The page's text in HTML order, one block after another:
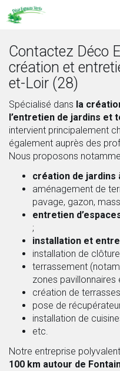
Contactez Déco
création et
et-Loir (28)
Spécialisé dans la
l’entretien de jardins et
intervient principalement
également auprès des
Nous proposons
création de jardins
aménagement de
pavage, gazon,
entretien
;
installation et
installation de
terrassement
zones pavillonnaires
création de
pose de
installation de
etc.
Notre entreprise
100 km autour de